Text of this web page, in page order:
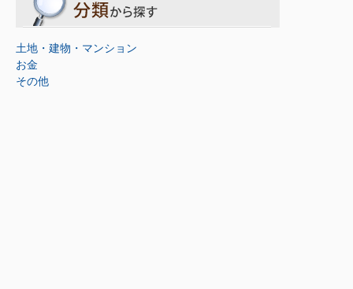
土地・建物・マンション
お金
その他